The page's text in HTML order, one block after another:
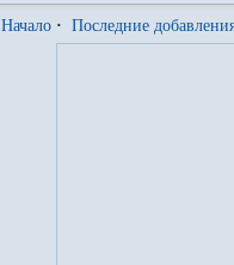
Начало · Последние